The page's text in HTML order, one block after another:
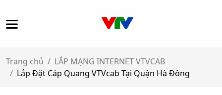
Trang chủ
LẮP MẠNG INTERNET VTVCAB
Lắp Đặt Cáp Quang VTVcab Tại Quận Hà Đông